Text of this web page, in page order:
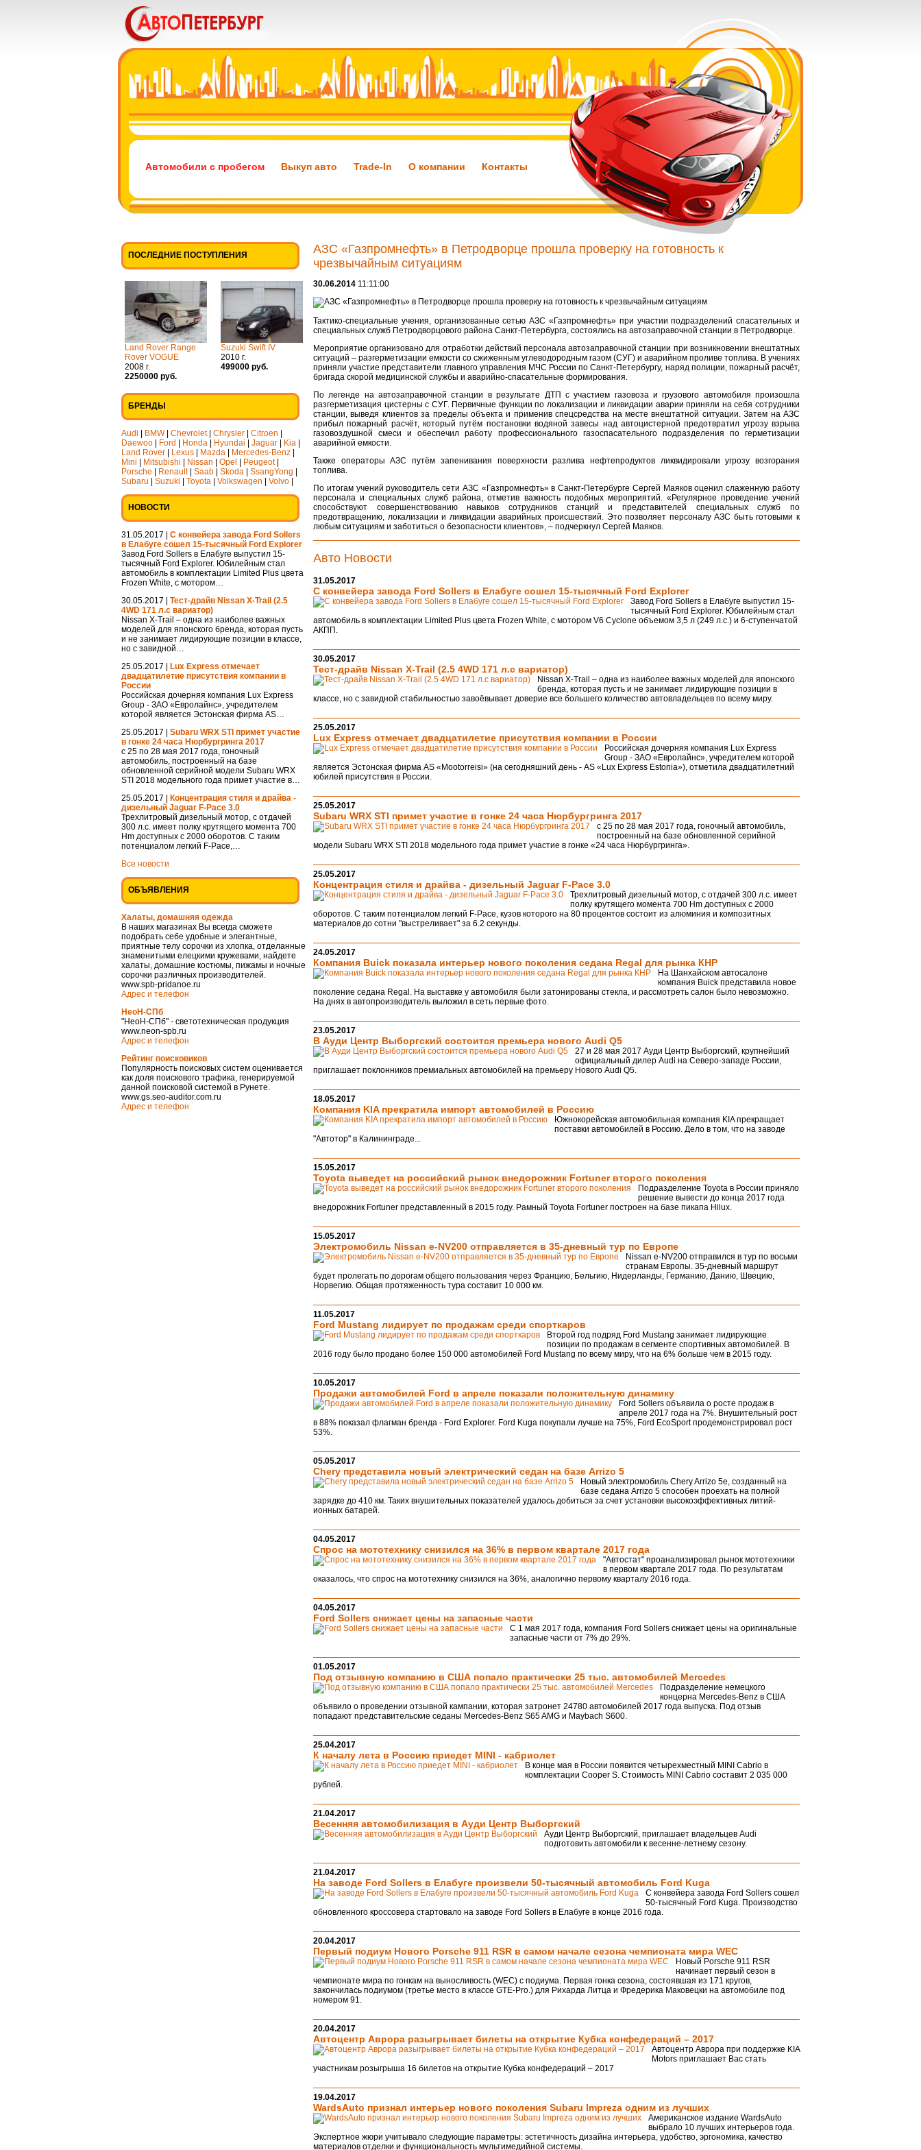
Автомобили с пробегом Выкуп авто Trade-In О компании Контакты
ПОСЛЕДНИЕ ПОСТУПЛЕНИЯ
Land Rover Range
Rover VOGUE
2008 г.
2250000 руб.
Suzuki Swift IV
2010 г.
499000 руб.
БРЕНДЫ
Audi BMW| Chevrolet| Chrysler Citroen
Daewoo
Ford Honda Hyundai Jaguar Kia
Land Rover
Lexus Mazda Mercedes-Benz
Mini
Mitsubishi Nissan Opel Peugeot|
Porsche
Renault| Saab Skoda SsangYong
Subaru
Suzuki Toyota Volkswagen Volvo
НОВОСТИ
31.05.2017 | С конвейера завода Ford Sollers
в Елабуге сошел 15-тысячный Ford Explorer
Завод Ford Sollers в Елабуге выпустил 15-
тысячный Ford Explorer. Юбилейным стал
автомобиль в комплектации Limited Plus цвета
Frozen White, с мотором…
30.05.2017 | Тест-драйв Nissan X-Trail (2.5
4WD 171 л.с вариатор)
Nissan X-Trail – одна из наиболее важных
моделей для японского бренда, которая пусть
и не занимает лидирующие позиции в классе,
но с завидной…
25.05.2017 |
Lux Express отмечает
двадцатилетие присутствия компании в
России
Российская дочерняя компания Lux Express
Group - ЗАО «Евролайнс», учредителем
которой является Эстонская фирма AS…
25.05.2017 | Subaru WRX STI примет участие
в гонке 24 часа Нюрбургринга 2017
с 25 по 28 мая 2017 года, гоночный
автомобиль, построенный на базе
обновленной серийной модели Subaru WRX
STI 2018 модельного года примет участие в…
25.05.2017 |
Концентрация стиля и драйва -
дизельный Jaguar F-Pace 3.0
Трехлитровый дизельный мотор, с отдачей
300 л.с. имеет полку крутящего момента 700
Hm доступных с 2000 оборотов. С таким
потенциалом легкий F-Pace,…
Все новости
ОБЪЯВЛЕНИЯ
Халаты, домашняя одежда
В наших магазинах Вы всегда сможете
подобрать себе удобные и элегантные,
приятные телу сорочки из хлопка, отделанные
знаменитыми елецкими кружевами, найдете
халаты, домашние костюмы, пижамы и ночные
сорочки различных производителей.
www.spb-pridanoe.ru
Адрес и телефон
НеоН-СПб
"НеоН-СПб" - светотехническая продукция
www.neon-spb.ru
Адрес и телефон
Рейтинг поисковиков
Популярность поисковых систем оценивается
как доля поискового трафика, генерируемой
данной поисковой системой в Рунете.
www.gs.seo-auditor.com.ru
Адрес и телефон
АЗС «Газпромнефть» в Петродворце прошла проверку на готовность к
чрезвычайным ситуациям
30.06.2014 11:11:00
Тактико-специальные учения, организованные сетью АЗС «Газпромнефть» при участии подразделений спасательных и
специальных служб Петродворцового района Санкт-Петербурга, состоялись на автозаправочной станции в Петродворце.
Мероприятие организовано для отработки действий персонала автозаправочной станции при возникновении внештатных
ситуаций – разгерметизации емкости со сжиженным углеводородным газом (СУГ) и аварийном проливе топлива. В учениях
приняли участие представители главного управления МЧС России по Санкт-Петербургу, наряд полиции, пожарный расчёт,
бригада скорой медицинской службы и аварийно-спасательные формирования.
По легенде на автозаправочной станции в результате ДТП с участием газовоза и грузового автомобиля произошла
разгерметизация цистерны с СУГ. Первичные функции по локализации и ликвидации аварии приняли на себя сотрудники
станции, выведя клиентов за пределы объекта и применив спецсредства на месте внештатной ситуации. Затем на АЗС
прибыл пожарный расчёт, который путём постановки водяной завесы над автоцистерной предотвратил угрозу взрыва
газовоздушной смеси и обеспечил работу профессионального газоспасательного подразделения по герметизации
аварийной емкости.
Также операторы АЗС путём запенивания поверхности разлива нефтепродуктов ликвидировали угрозу возгорания
топлива.
По итогам учений руководитель сети АЗС «Газпромнефть» в Санкт-Петербурге Сергей Маяков оценил слаженную работу
персонала и специальных служб района, отметив важность подобных мероприятий. «Регулярное проведение учений
способствуют совершенствованию навыков сотрудников станций и представителей специальных служб по
предотвращению, локализации и ликвидации аварийных происшествий. Это позволяет персоналу АЗС быть готовыми к
любым ситуациям и заботиться о безопасности клиентов», – подчеркнул Сергей Маяков.
Авто Новости
31.05.2017
С конвейера завода Ford Sollers в Елабуге сошел 15-тысячный Ford Explorer
Завод Ford Sollers в Елабуге выпустил 15-
тысячный Ford Explorer. Юбилейным стал
автомобиль в комплектации Limited Plus цвета Frozen White, с мотором V6 Cyclone объемом 3,5 л (249 л.с.) и 6-ступенчатой
АКПП.
30.05.2017
Тест-драйв Nissan X-Trail (2.5 4WD 171 л.с вариатор)
Nissan X-Trail – одна из наиболее важных моделей для японского
бренда, которая пусть и не занимает лидирующие позиции в
классе, но с завидной стабильностью завоёвывает доверие все большего количество автовладельцев по всему миру.
25.05.2017
Lux Express отмечает двадцатилетие присутствия компании в России
Российская дочерняя компания Lux Express
Group - ЗАО «Евролайнс», учредителем которой
является Эстонская фирма AS «Mootorreisi» (на сегодняшний день - AS «Lux Express Estonia»), отметила двадцатилетний
юбилей присутствия в России.
25.05.2017
Subaru WRX STI примет участие в гонке 24 часа Нюрбургринга 2017
с 25 по 28 мая 2017 года, гоночный автомобиль,
построенный на базе обновленной серийной
модели Subaru WRX STI 2018 модельного года примет участие в гонке «24 часа Нюрбургринга».
25.05.2017
Концентрация стиля и драйва - дизельный Jaguar F-Pace 3.0
Трехлитровый дизельный мотор, с отдачей 300 л.с. имеет
полку крутящего момента 700 Hm доступных с 2000
оборотов. С таким потенциалом легкий F-Pace, кузов которого на 80 процентов состоит из алюминия и композитных
материалов до сотни "выстреливает" за 6.2 секунды.
24.05.2017
Компания Buick показала интерьер нового поколения седана Regal для рынка КНР
На Шанхайском автосалоне
компания Buick представила новое
поколение седана Regal. На выставке у автомобиля были затонированы стекла, и рассмотреть салон было невозможно.
На днях в автопроизводитель выложил в сеть первые фото.
23.05.2017
В Ауди Центр Выборгский состоится премьера нового Audi Q5
27 и 28 мая 2017 Ауди Центр Выборгский, крупнейший
официальный дилер Audi на Северо-западе России,
приглашает поклонников премиальных автомобилей на премьеру Нового Audi Q5.
18.05.2017
Компания KIA прекратила импорт автомобилей в Россию
Южнокорейская автомобильная компания KIA прекращает
поставки автомобилей в Россию. Дело в том, что на заводе
"Автотор" в Калининграде...
15.05.2017
Toyota выведет на российский рынок внедорожник Fortuner второго поколения
Подразделение Toyota в России приняло
решение вывести до конца 2017 года
внедорожник Fortuner представленный в 2015 году. Рамный Toyota Fortuner построен на базе пикапа Hilux.
15.05.2017
Электромобиль Nissan e-NV200 отправляется в 35-дневный тур по Европе
Nissan e-NV200 отправился в тур по восьми
странам Европы. 35-дневный маршрут
будет пролегать по дорогам общего пользования через Францию, Бельгию, Нидерланды, Германию, Данию, Швецию,
Норвегию. Общая протяженность тура составит 10 000 км.
11.05.2017
Ford Mustang лидирует по продажам среди спорткаров
Второй год подряд Ford Mustang занимает лидирующие
позиции по продажам в сегменте спортивных автомобилей. В
2016 году было продано более 150 000 автомобилей Ford Mustang по всему миру, что на 6% больше чем в 2015 году.
10.05.2017
Продажи автомобилей Ford в апреле показали положительную динамику
Ford Sollers объявила о росте продаж в
апреле 2017 года на 7%. Внушительный рост
в 88% показал флагман бренда - Ford Explorer. Ford Kuga покупали лучше на 75%, Ford EcoSport продемонстрировал рост
53%.
05.05.2017
Chery представила новый электрический седан на базе Arrizo 5
Новый электромобиль Chery Arrizo 5e, созданный на
базе седана Arrizo 5 способен проехать на полной
зарядке до 410 км. Таких внушительных показателей удалось добиться за счет установки высокоэффективных литий-
ионных батарей.
04.05.2017
Спрос на мототехнику снизился на 36% в первом квартале 2017 года
"Автостат" проанализировал рынок мототехники
в первом квартале 2017 года. По результатам
оказалось, что спрос на мототехнику снизился на 36%, аналогично первому кварталу 2016 года.
04.05.2017
Ford Sollers снижает цены на запасные части
С 1 мая 2017 года, компания Ford Sollers снижает цены на оригинальные
запасные части от 7% до 29%.
01.05.2017
Под отзывную компанию в США попало практически 25 тыс. автомобилей Mercedes
Подразделение немецкого
концерна Mercedes-Benz в США
объявило о проведении отзывной кампании, которая затронет 24780 автомобилей 2017 года выпуска. Под отзыв
попадают представительские седаны Mercedes-Benz S65 AMG и Maybach S600.
25.04.2017
К началу лета в Россию приедет MINI - кабриолет
В конце мая в России появится четырехместный MINI Cabrio в
комплектации Cooper S. Стоимость MINI Cabrio составит 2 035 000
рублей.
21.04.2017
Весенняя автомобилизация в Ауди Центр Выборгский
Ауди Центр Выборгский, приглашает владельцев Audi
подготовить автомобили к весенне-летнему сезону.
21.04.2017
На заводе Ford Sollers в Елабуге произвели 50-тысячный автомобиль Ford Kuga
С конвейера завода Ford Sollers сошел
50-тысячный Ford Kuga. Производство
обновленного кроссовера стартовало на заводе Ford Sollers в Елабуге в конце 2016 года.
20.04.2017
Первый подиум Нового Porsche 911 RSR в самом начале сезона чемпионата мира WEC
Новый Porsche 911 RSR
начинает первый сезон в
чемпионате мира по гонкам на выносливость (WEC) с подиума. Первая гонка сезона, состоявшая из 171 кругов,
закончилась подиумом (третье место в классе GTE-Pro.) для Рихарда Литца и Фредерика Маковецки на автомобиле под
номером 91.
20.04.2017
Автоцентр Аврора разыгрывает билеты на открытие Кубка конфедераций – 2017
Автоцентр Аврора при поддержке KIA
Motors приглашает Вас стать
участникам розыгрыша 16 билетов на открытие Кубка конфедераций – 2017
19.04.2017
WardsAuto признал интерьер нового поколения Subaru Impreza одним из лучших
Американское издание WardsAuto
выбрало 10 лучших интерьеров года.
Экспертное жюри учитывало следующие параметры: эстетичность дизайна интерьера, удобство, эргономика, качество
материалов отделки и функциональность мультимедийной системы.